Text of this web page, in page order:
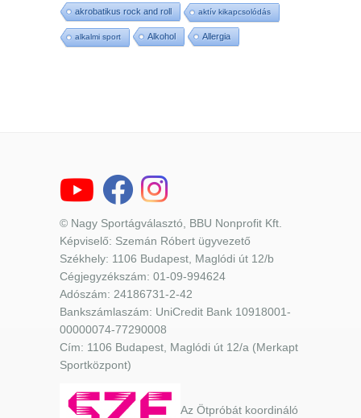
akrobatikus rock and roll aktív kikapcsolódás
alkalmi sport Alkohol Allergia
© Nagy Sportágválasztó, BBU Nonprofit Kft.
Képviselő: Szemán Róbert ügyvezető
Székhely: 1106 Budapest, Maglódi út 12/b
Cégjegyzékszám: 01-09-994624
Adószám: 24186731-2-42
Bankszámlaszám: UniCredit Bank 10918001-
00000074-77290008
Cím: 1106 Budapest, Maglódi út 12/a (Merkapt
Sportközpont)
Az Ötpróbát koordináló